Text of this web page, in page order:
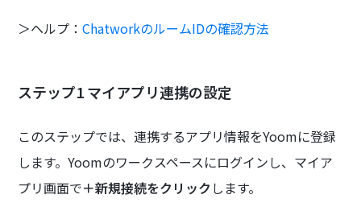
＞ヘルプ：ChatworkのルームIDの確認方法
ステップ1 マイアプリ連携の設定
このステップでは、連携するアプリ情報をYoomに登録
します。Yoomのワークスペースにログインし、マイア
プリ画面で＋新規接続をクリック します。